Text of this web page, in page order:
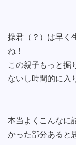
操君（？）は早く
ね！
この親子もっと掘
ないし時間的に入
本当よくこんなに
かった部分あると